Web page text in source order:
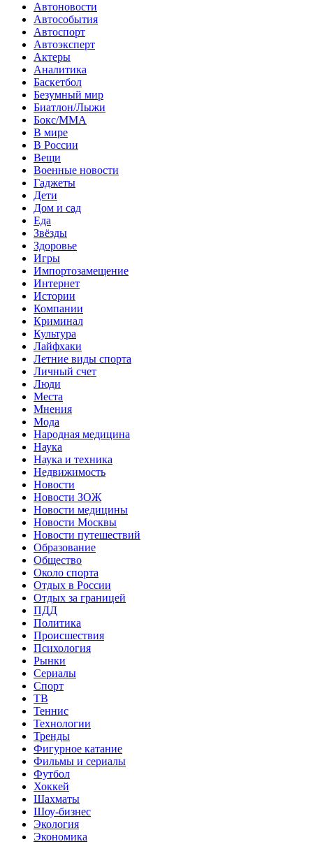
Автоновости
Автособытия
Автоспорт
Автоэксперт
Актеры
Аналитика
Баскетбол
Безумный мир
Биатлон/Лыжи
Бокс/MMA
В мире
В России
Вещи
Военные новости
Гаджеты
Дети
Дом и сад
Еда
Звёзды
Здоровье
Игры
Импортозамещение
Интернет
Истории
Компании
Криминал
Культура
Лайфхаки
Летние виды спорта
Личный счет
Люди
Места
Мнения
Мода
Народная медицина
Наука
Наука и техника
Недвижимость
Новости
Новости ЗОЖ
Новости медицины
Новости Москвы
Новости путешествий
Образование
Общество
Около спорта
Отдых в России
Отдых за границей
ПДД
Политика
Происшествия
Психология
Рынки
Сериалы
Спорт
ТВ
Теннис
Технологии
Тренды
Фигурное катание
Фильмы и сериалы
Футбол
Хоккей
Шахматы
Шоу-бизнес
Экология
Экономика